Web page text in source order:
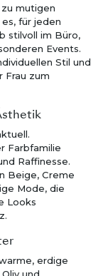
mutigen
für jeden
stilvoll im Büro,
Events.
Stil und
Frau zum
Farbfamilie
Raffinesse.
Beige, Creme
Mode, die
Looks
erdige